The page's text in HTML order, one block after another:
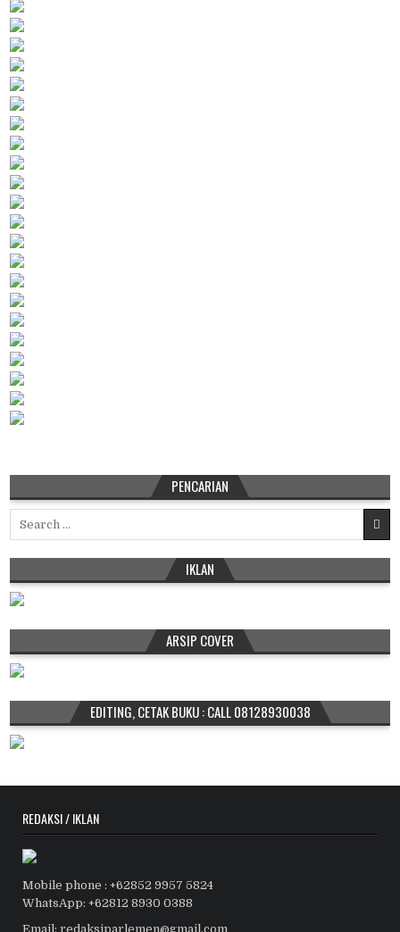
PENCARIAN
IKLAN
ARSIP COVER
EDITING, CETAK BUKU : CALL 08128930038
REDAKSI / IKLAN
Mobile phone : +62852 9957 5824
WhatsApp: +62812 8930 0388
Email: redaksiparlemen@gmail.com